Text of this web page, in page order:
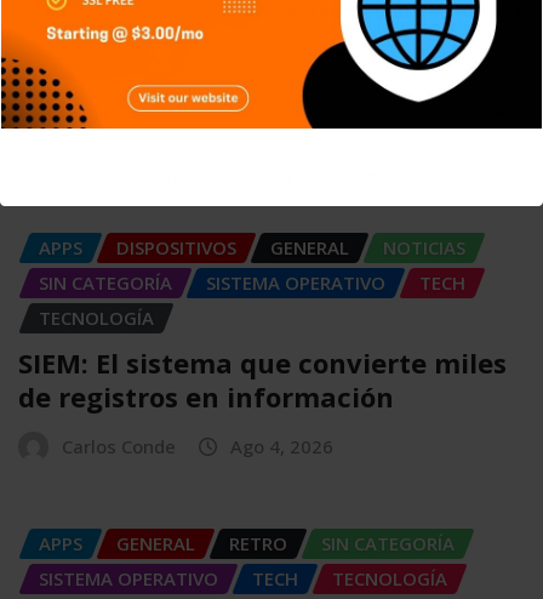
TECNOLOGÍA
Git: La herramienta que transformó
el desarrollo de software
APPS DISPOSITIVOS GENERAL
NOTICIAS
SIN CATEGORÍA
SISTEMA OPERATIVO
TECH
TECNOLOGÍA
SIEM: El sistema que convierte miles
de registros en información
Carlos Conde Ago 4, 2026
APPS GENERAL RETRO
SIN CATEGORÍA
SISTEMA OPERATIVO
TECH TECNOLOGÍA